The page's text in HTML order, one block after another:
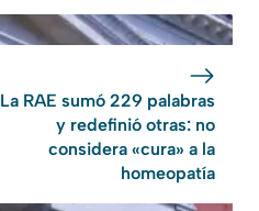
La RAE sumó 229 palabras
y redefinió otras: no
considera «cura» a la
homeopatía